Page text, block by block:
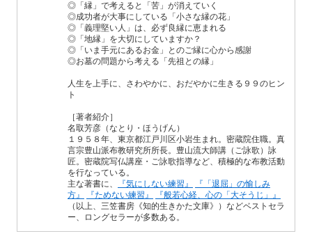
◎「縁」で考えると「苦」が消えていく
◎成功者が大事にしている「小さな縁の花」
◎「義理堅い人」は、必ず良縁に恵まれる
◎「地縁」を大切にしていますか？
◎「いま手元にあるお金」とのご縁に心から感謝
◎お墓の問題から考える「先祖との縁」
人生を上手に、さわやかに、おだやかに生きる９９のヒン
ト
［著者紹介］
名取芳彦（なとり・ほうげん）
１９５８年、東京都江戸川区小岩生まれ。密蔵院住職。真
言宗豊山派布教研究所所長。豊山流大師講（ご詠歌）詠
匠。密蔵院写仏講座・ご詠歌指導など、積極的な布教活動
を行なっている。
主な著書に、
『気にしない練習』
『「退屈」の愉しみ
方』
『ためない練習』
『般若心経、心の「大そうじ」』
（以上、三笠書房《知的生きかた文庫》）などベストセラ
ー、ロングセラーが多数ある。